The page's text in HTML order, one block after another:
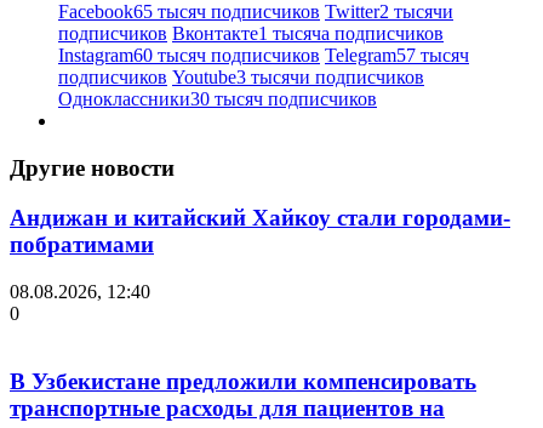
Facebook65 тысяч подписчиков Twitter2 тысячи
подписчиков Вконтакте1 тысяча подписчиков
Instagram60 тысяч подписчиков Telegram57 тысяч
подписчиков Youtube3 тысячи подписчиков
Одноклассники30 тысяч подписчиков
Другие новости
Андижан и китайский Хайкоу стали городами-
побратимами
08.08.2026, 12:40
0
В Узбекистане предложили компенсировать
транспортные расходы для пациентов на